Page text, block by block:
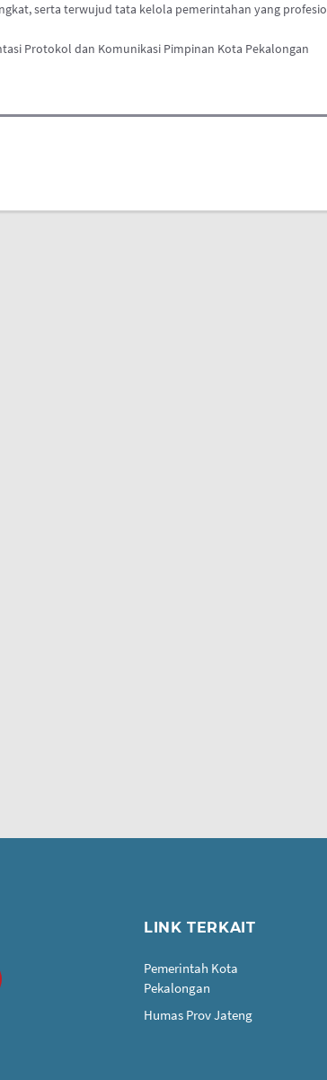
serta terwujud tata kelola pemerintahan yang
Protokol dan Komunikasi Pimpinan Kota Pekalongan
LINK TERKAIT
Pemerintah Kota
Pekalongan
Humas Prov Jateng